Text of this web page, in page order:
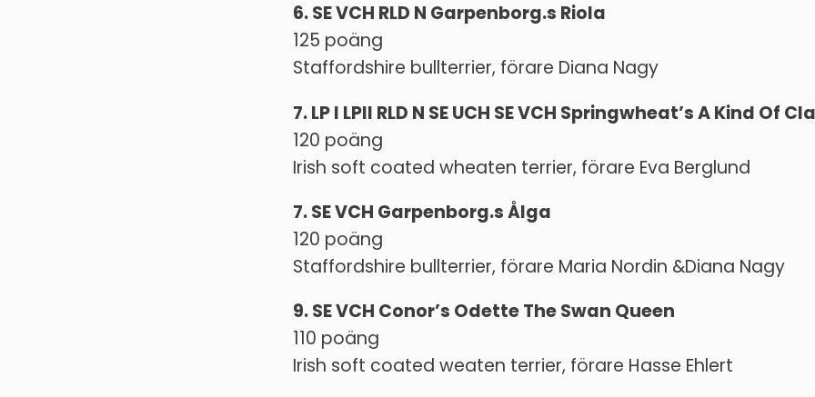
6. SE VCH RLD N Garpenborg.s Riola
125 poäng
Staffordshire bullterrier, förare Diana Nagy
7. LP I LPII RLD N SE UCH SE VCH Springwheat’s A Kind Of
120 poäng
Irish soft coated wheaten terrier, förare Eva Berglund
7. SE VCH Garpenborg.s Ålga
120 poäng
Staffordshire bullterrier, förare Maria Nordin &Diana Nagy
9. SE VCH Conor’s Odette The Swan Queen
110 poäng
Irish soft coated weaten terrier, förare Hasse Ehlert